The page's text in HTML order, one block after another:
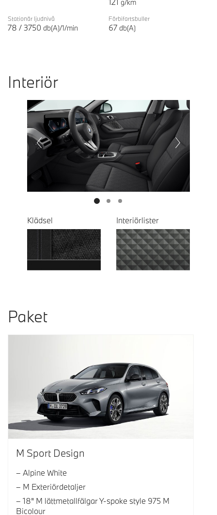
g/km
Stationär ljudnivå
78 / 3750 db(A)/1/min
Förbifartsbuller
67 db(A)
Interiör
Prevoius
Next
Klädsel Interiörlister
Paket
M Sport Design
Alpine White
M Exteriördetaljer
18" M lättmetallfälgar Y-spoke style 975 M
Bicolour